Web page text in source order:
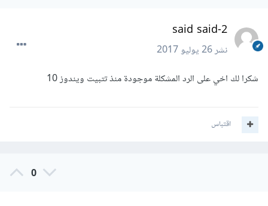
said said-2
نشر26 يوليو 2017
شكرا لك اخي على الرد المشكلة موجودة منذ تتبيت ويندوز 10
اقتباس
0